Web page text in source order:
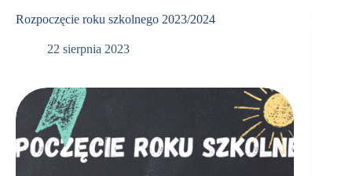
Rozpoczęcie roku szkolnego 2023/2024
22 sierpnia 2023